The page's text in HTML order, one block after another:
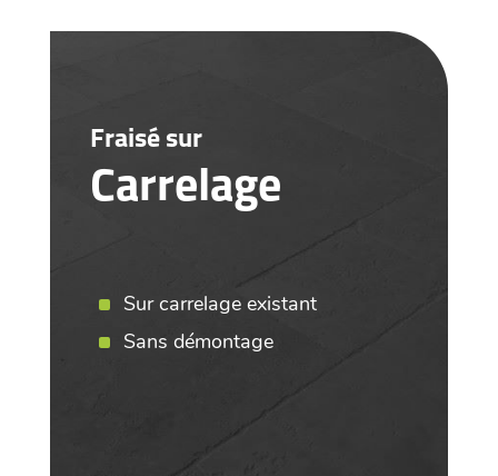
Fraisé sur
Carrelage
Sur carrelage existant
Sans démontage